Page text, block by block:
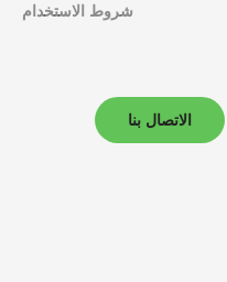
شروط الاستخدام
الاتصال بنا